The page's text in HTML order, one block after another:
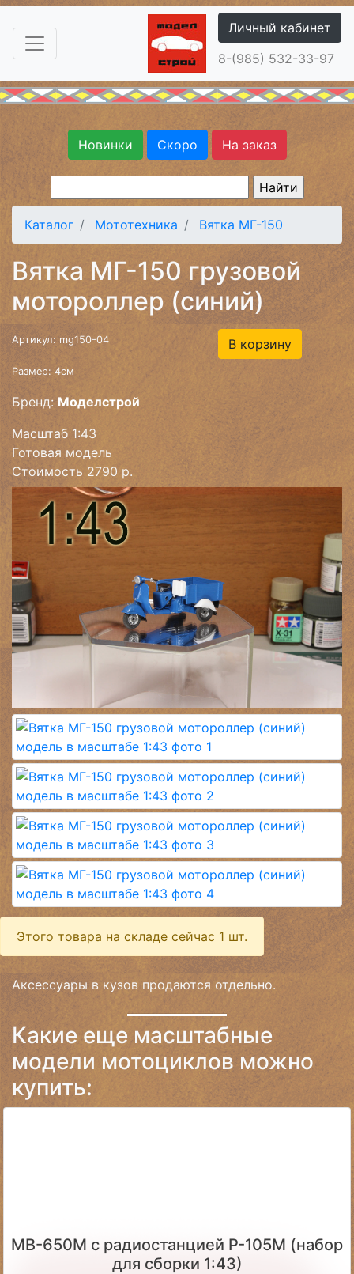
Личный кабинет
8-(985) 532-33-97
Новинки Скоро На заказ
Каталог Мототехника Вятка МГ-150
Вятка МГ-150 грузовой
мотороллер (синий)
Артикул: mg150-04
Размер: 4см
Бренд: Моделстрой
Масштаб 1:43
Готовая модель
Стоимость 2790 р.
В корзину
Этого товара на складе сейчас 1 шт.
Аксессуары в кузов продаются отдельно.
Какие еще масштабные
модели мотоциклов можно
купить:
МВ-650М с радиостанцией Р-105М (набор
для сборки 1:43)